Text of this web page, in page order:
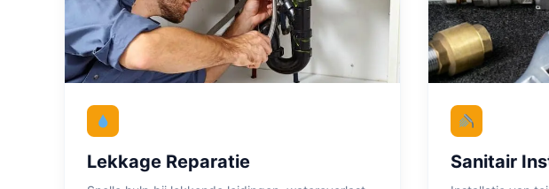
Lekkage Reparatie Sanitair